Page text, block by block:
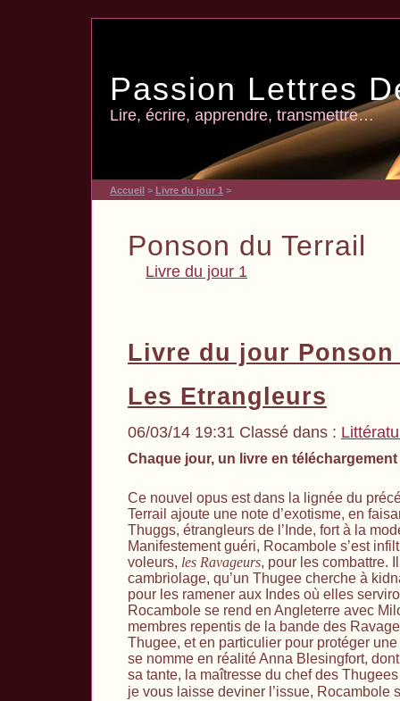
Passion Lettres
Lire, écrire, apprendre, transmettre…
Accueil > Livre du jour 1 >
Ponson du Terrail
Livre du jour 1
Livre du jour
Les Etrangleurs
06/03/14 19:31 Classé dans :
Chaque jour, un livre en téléchargement
Ce nouvel opus est dans la lignée du
Terrail ajoute une note d’exotisme, en
Thuggs, étrangleurs de l’Inde, fort à la
Manifestement guéri, Rocambole s’est
voleurs, les Ravageurs, pour les combattre.
cambriolage, qu’un Thugee cherche à
pour les ramener aux Indes où elles
Rocambole se rend en Angleterre avec
membres repentis de la bande des
Thugee, et en particulier pour protéger
se nomme en réalité Anna Blesingfort,
sa tante, la maîtresse du chef des
je vous laisse deviner l’issue, Rocambole